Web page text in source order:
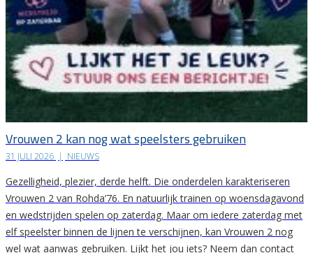
Vrouwen 2 kan nog wat speelsters gebruiken
31 JULI 2026 | NIEUWS
Gezelligheid, plezier, derde helft. Die onderdelen karakteriseren
Vrouwen 2 van Rohda’76. En natuurlijk trainen op woensdagavond
en wedstrijden spelen op zaterdag. Maar om iedere zaterdag met
elf speelster binnen de lijnen te verschijnen, kan Vrouwen 2 nog
wel wat aanwas gebruiken. Lijkt het jou iets? Neem dan contact